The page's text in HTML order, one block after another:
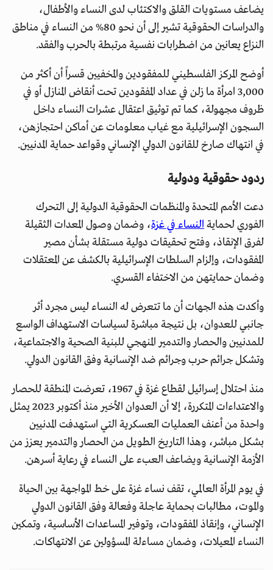
يضاعف مستويات القلق والاكتئاب لدى النساء والأطفال،
والدراسات الحقوقية تشير إلى أن نحو 80% من النساء في مناطق
النزاع يعانين من اضطرابات نفسية مرتبطة بالحرب والفقد.
أوضح المركز الفلسطيني للمفقودين والمخفيين قسراً أن أكثر من
3,000 امرأة ما زلن في عداد المفقودين تحت أنقاض المنازل أو في
ظروف مجهولة، كما تم توثيق اعتقال عشرات النساء داخل
السجون الإسرائيلية مع غياب معلومات عن أماكن احتجازهن،
في انتهاك صارخ للقانون الدولي الإنساني وقواعد حماية المدنيين.
ردود حقوقية ودولية
دعت الأمم المتحدة والمنظمات الحقوقية الدولية إلى التحرك
الفوري لحماية النساء في غزة، وضمان وصول المعدات الثقيلة
لفرق الإنقاذ، وفتح تحقيقات دولية مستقلة بشأن مصير
المفقودات، وإلزام السلطات الإسرائيلية بالكشف عن المعتقلات
وضمان حمايتهن من الاختفاء القسري.
وأكدت هذه الجهات أن ما تتعرض له النساء ليس مجرد أثر
جانبي للعدوان، بل نتيجة مباشرة لسياسات الاستهداف الواسع
للمدنيين والحصار والتدمير المنهجي للبنية الصحية والاجتماعية،
وتشكل جرائم حرب وجرائم ضد الإنسانية وفق القانون الدولي.
منذ احتلال إسرائيل لقطاع غزة في 1967، تعرضت المنطقة للحصار
والاعتداءات المتكررة، إلا أن العدوان الأخير منذ أكتوبر 2023 يمثل
واحدة من أعنف العمليات العسكرية التي استهدفت المدنيين
بشكل مباشر، وهذا التاريخ الطويل من الحصار والتدمير يعزز من
الأزمة الإنسانية ويضاعف العبء على النساء في رعاية أسرهن.
في يوم المرأة العالمي، تقف نساء غزة على خط المواجهة بين الحياة
والموت، مطالبات بحماية عاجلة وفعالة وفق القانون الدولي
الإنساني، وإنقاذ المفقودات، وتوفير المساعدات الأساسية، وتمكين
النساء المعيلات، وضمان مساءلة المسؤولين عن الانتهاكات.